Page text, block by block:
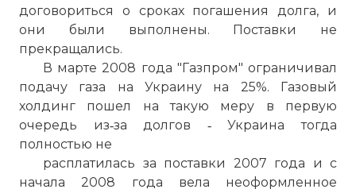
договориться о сроках погашения долга, и
они были выполнены. Поставки не
прекращались.
В марте 2008 года "Газпром" ограничивал
подачу газа на Украину на 25%. Газовый
холдинг пошел на такую меру в первую
очередь из‑за долгов ‑ Украина тогда
полностью не
расплатилась за поставки 2007 года и с
начала 2008 года вела неоформленное